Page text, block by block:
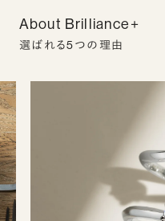
About Brilliance+
選ばれる5つの理由